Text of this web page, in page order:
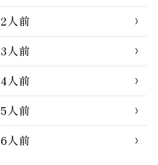
2人前
3人前
4人前
5人前
6人前